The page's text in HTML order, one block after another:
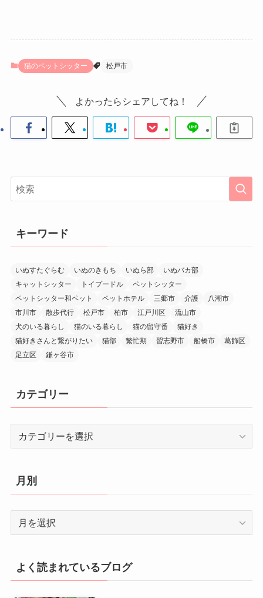
猫のペットシッター 松戸市
よかったらシェアしてね！
キーワード
いぬすたぐらむ いぬのきもち いぬら部
いぬバカ部
キャットシッター
トイプードル
ペットシッター
ペットシッター和ペット
ペットホテル 三郷市 介護
八潮市
市川市
散歩代行 松戸市 柏市 江戸川区
流山市
犬のいる暮らし
猫のいる暮らし 猫の留守番
猫好き
猫好きさんと繋がりたい
猫部 繁忙期 習志野市 船橋市
葛飾区
足立区
鎌ヶ谷市
カテゴリー
リ
ー
月別
よく読まれているブログ